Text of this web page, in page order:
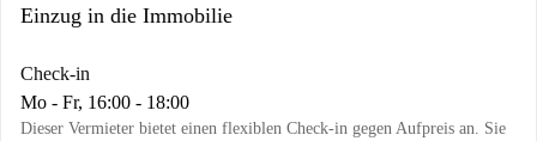
Einzug in die Immobilie
Check-in
Mo - Fr, 16:00 - 18:00
Dieser Vermieter bietet einen flexiblen Check-in gegen Aufpreis an. Sie